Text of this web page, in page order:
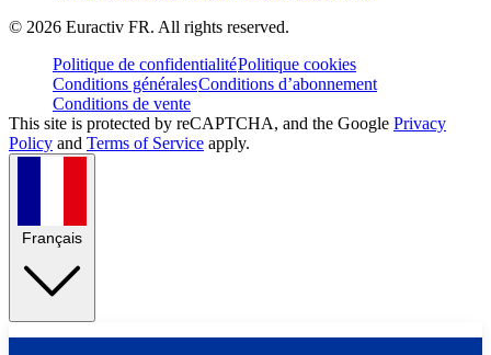
© 2026 Euractiv FR. All rights reserved.
Politique de confidentialitéPolitique cookies
Conditions généralesConditions d’abonnement
Conditions de vente
This site is protected by reCAPTCHA, and the Google Privacy
Policy and Terms of Service apply.
Français